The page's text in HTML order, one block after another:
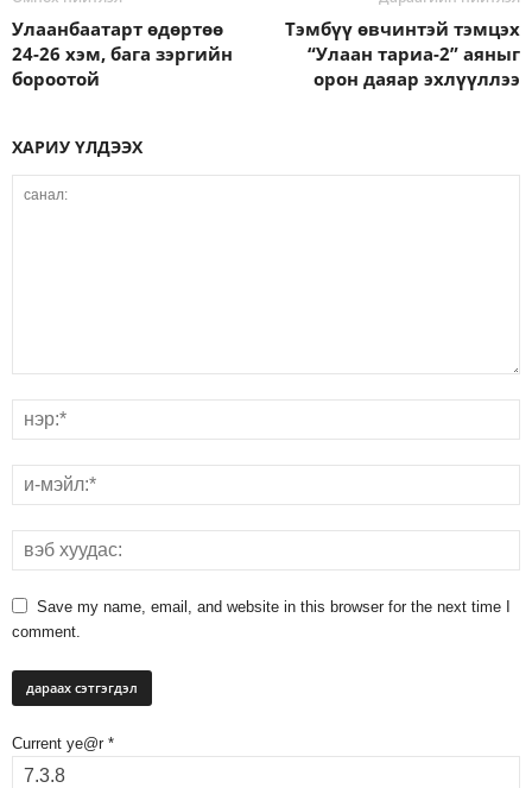
Улаанбаатарт өдөртөө
24-26 хэм, бага зэргийн
бороотой
Тэмбүү өвчинтэй тэмцэх
“Улаан тариа-2” аяныг
орон даяар эхлүүллээ
ХАРИУ ҮЛДЭЭХ
Save my name, email, and website in this browser for the next time I
comment.
Current ye@r *